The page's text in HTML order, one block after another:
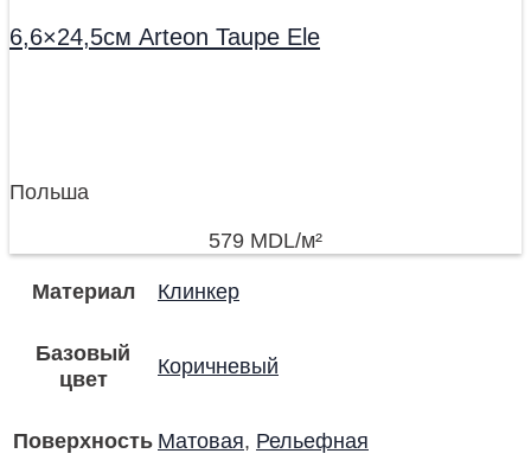
6,6×24,5см Arteon Taupe Ele
Польша
579 MDL/м²
Материал Клинкер
Базовый
цвет
Коричневый
Поверхность Матовая, Рельефная